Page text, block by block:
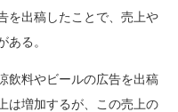
を出稿したことで、売上や
ある。
飲料やビールの広告を出稿
は増加するが、この売上の